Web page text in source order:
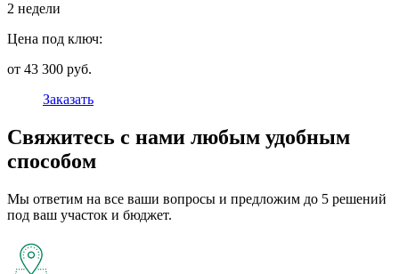
2 недели
Цена под ключ:
от 43 300 руб.
Заказать
Свяжитесь с нами любым удобным
способом
Мы ответим на все ваши вопросы и предложим до 5 решений
под ваш участок и бюджет.